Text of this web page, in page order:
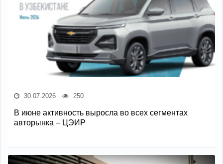
30.07.2026 250
В июне активность выросла во всех сегментах
авторынка – ЦЭИР